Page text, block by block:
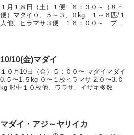
１月１８日（土）１便 ６：３０～（８ｈ
便）マダイ０、５～３、０kg １～６匹/１
人他、ヒラマサ３便 １６：００～ ブリ
10/10(金)マダイ
１０月10日（金）５：００〜 マダイマダイ
0.５〜1.５kg ０〜１枚ヒラマサ 2.０〜3.０
kg 船中１０枚他、ワラサ、イサキ多数
マダイ・アジ～ヤリイカ